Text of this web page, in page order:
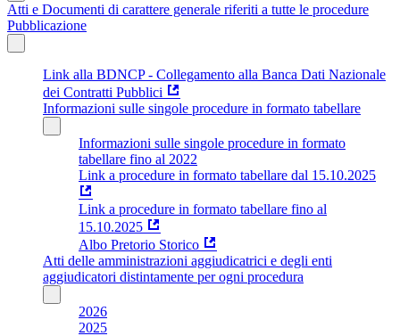
Atti e Documenti di carattere generale riferiti a tutte le procedure
Pubblicazione
Link alla BDNCP - Collegamento alla Banca Dati Nazionale
dei Contratti Pubblici
Informazioni sulle singole procedure in formato tabellare
Informazioni sulle singole procedure in formato
tabellare fino al 2022
Link a procedure in formato tabellare dal 15.10.2025
Link a procedure in formato tabellare fino al
15.10.2025
Albo Pretorio Storico
Atti delle amministrazioni aggiudicatrici e degli enti
aggiudicatori distintamente per ogni procedura
2026
2025